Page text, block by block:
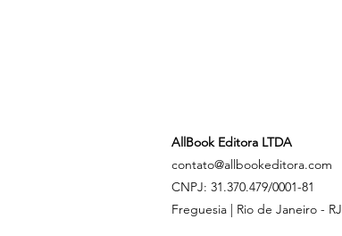
AllBook Editora LTDA
contato@allbookeditora.com
CNPJ: 31.370.479/0001-81
Freguesia | Rio de Janeiro - RJ